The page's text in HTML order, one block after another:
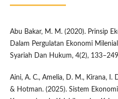
Abu Bakar, M. M. (2020). Prinsip
Dalam Pergulatan Ekonomi
Syariah Dan Hukum, 4(2),
Aini, A. C., Amelia, D. M., Kirana, I.
& Hotman. (2025). Sistem